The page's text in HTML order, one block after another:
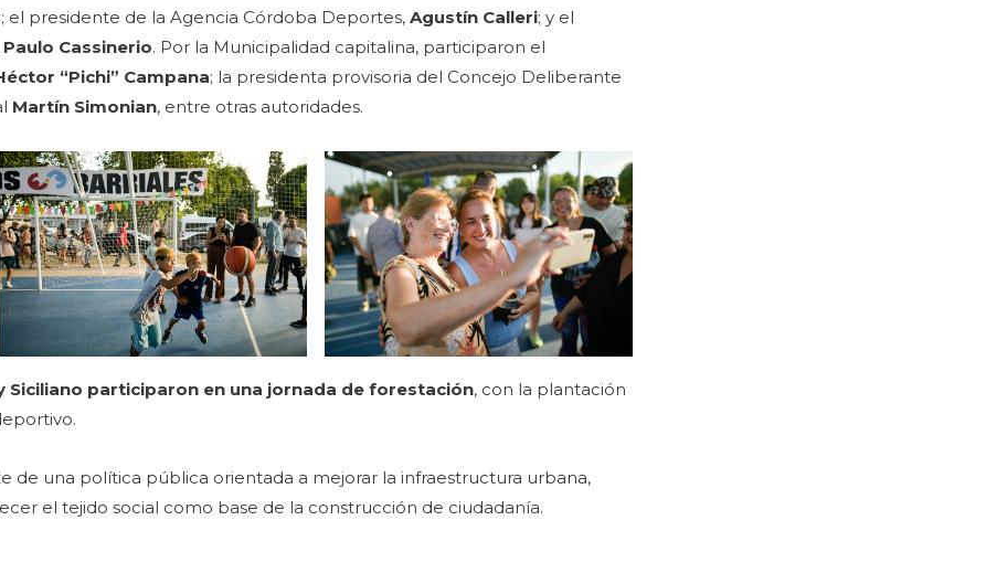
; el presidente de la Agencia Córdoba Deportes,Agustín Calleri; y el
Paulo Cassinerio. Por la Municipalidad capitalina, participaron el
“Pichi” Campana; la presidenta provisoria del Concejo Deliberante
Martín Simonian, entre otras autoridades.
Siciliano participaron en una jornada de forestación, con la plantación
de una política pública orientada a mejorar la infraestructura urbana,
el tejido social como base de la construcción de ciudadanía.